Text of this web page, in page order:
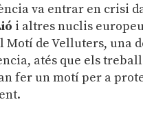
va entrar en crisi
i altres nuclis
Motí de Velluters, una
atés que els
fer un motí per a